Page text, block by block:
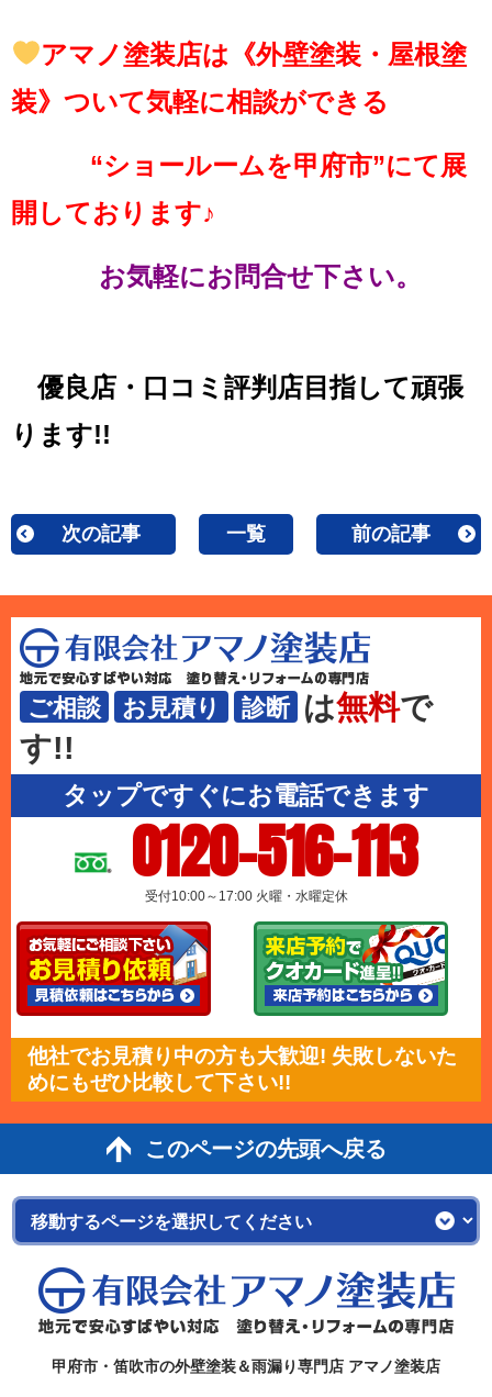
アマノ塗装店は《外壁塗装・屋根塗
装》ついて気軽に相談ができる
“ショールームを甲府市”にて展
開しております♪
お気軽にお問合せ下さい。
優良店・口コミ評判店目指して頑張
ります!!
次の記事 一覧 前の記事
ご相談 お見積り 診断 は無料で
す!!
タップですぐにお電話できます
0120-516-113
受付10:00～17:00 火曜・水曜定休
他社でお見積り中の方も大歓迎! 失敗しないた
めにもぜひ比較して下さい!!
このページの先頭へ戻る
甲府市・笛吹市の外壁塗装＆雨漏り専門店 アマノ塗装店